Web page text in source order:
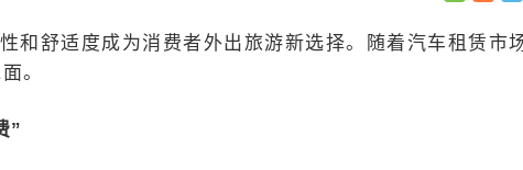
和舒适度成为消费者外出旅游新选择。随着汽车租赁市
。
”